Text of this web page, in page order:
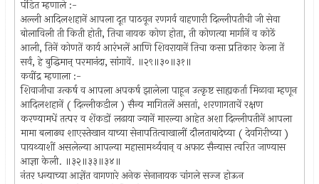
पंडित म्हणाले :-
अल्ली आदिलशहानें आपला दूत पाठवून रणगर्व वाहणारी दिल्लीपतीची जी सेवा
बोलाविली ती किती होती, तिचा नायक कोण होता, ती कोणत्या मार्गानें व कोठें
आली, तिनें कोणतें कार्य आरंभलें आणि शिवरायानें तिचा कसा प्रतिकार केला तें
सर्वं, हे बुद्धिमान् परमानंदा, सांगावें. ॥२९॥३०॥३१॥
कवींद्र म्हणाला :-
शिवाजीचा उत्कर्ष व आपला अपकर्ष झालेला पाहून उत्कृष्ट साह्यकर्ता मिळावा म्हणून
आदिलशहानें ( दिल्लीकडील ) सैन्य मागितलें असतां, शरणागताचें रक्षण
करण्यामधें तत्पर व शेंकडों लढाया ज्यानें मारल्या आहेत अशा दिल्लीपतीनें आपला
मामा बलाढ्य शाएस्तेखान याच्या सेनापतित्वाखालीं दौलताबादेच्या ( देवगिरीच्या )
पायथ्याशीं असलेल्या आपल्या महासामर्थ्यवान् व अफाट सैन्यास त्वरित जाण्यास
आज्ञा केली. ॥३२॥३३॥३४॥
नंतर धन्याच्या आज्ञेंत वागणारे अनेक सेनानायक चांगले सज्ज होऊन